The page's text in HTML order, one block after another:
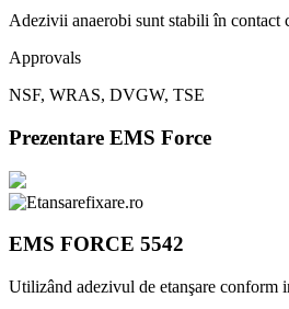
Adezivii anaerobi sunt stabili în contact
Approvals
NSF, WRAS, DVGW, TSE
Prezentare EMS Force
EMS FORCE 5542
Utilizând adezivul de etanşare conform